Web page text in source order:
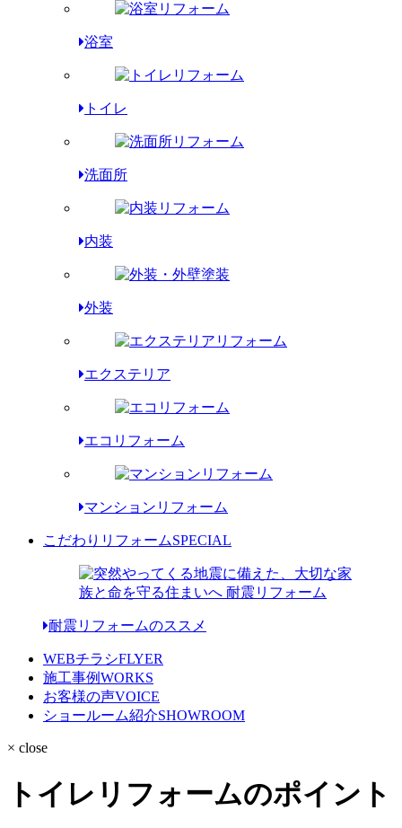
浴室
トイレ
洗面所
内装
外装
エクステリア
エコリフォーム
マンションリフォーム
こだわりリフォームSPECIAL
耐震リフォームのススメ
WEBチラシFLYER
施工事例WORKS
お客様の声VOICE
ショールーム紹介SHOWROOM
× close
トイレリフォームのポイント